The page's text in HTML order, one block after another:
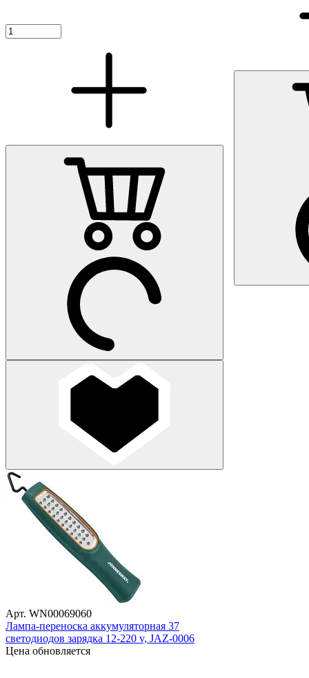
Арт. WN00069060
Лампа-переноска аккумуляторная 37
светодиодов зарядка 12-220 v, JAZ-0006
Цена обновляется